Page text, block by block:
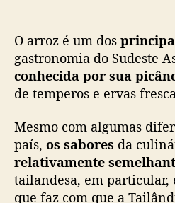
O arroz é um dos
gastronomia do Sudeste
conhecida por sua
de temperos e ervas
Mesmo com algumas
país, os sabores da
relativamente
tailandesa, em particular,
que faz com que a